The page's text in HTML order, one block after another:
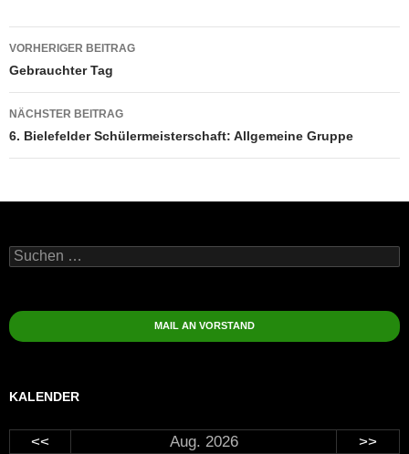
Beitragsnavigation
VORHERIGER BEITRAG
Gebrauchter Tag
NÄCHSTER BEITRAG
6. Bielefelder Schülermeisterschaft: Allgemeine Gruppe
Suchen
nach:
MAIL AN VORSTAND
KALENDER
<< Aug. 2026 >>